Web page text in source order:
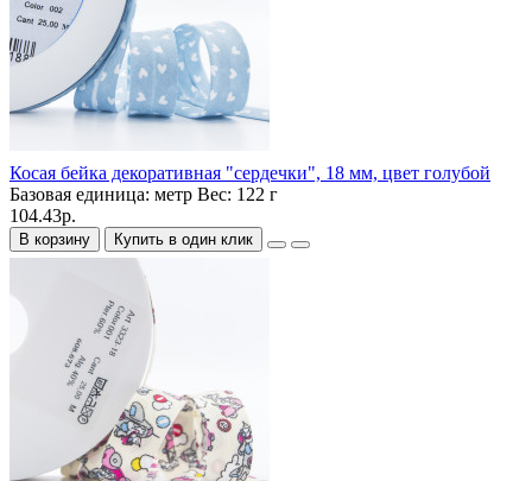
Косая бейка декоративная "сердечки", 18 мм, цвет голубой
Базовая единица: метр Вес: 122 г
104.43р.
В корзину Купить в один клик